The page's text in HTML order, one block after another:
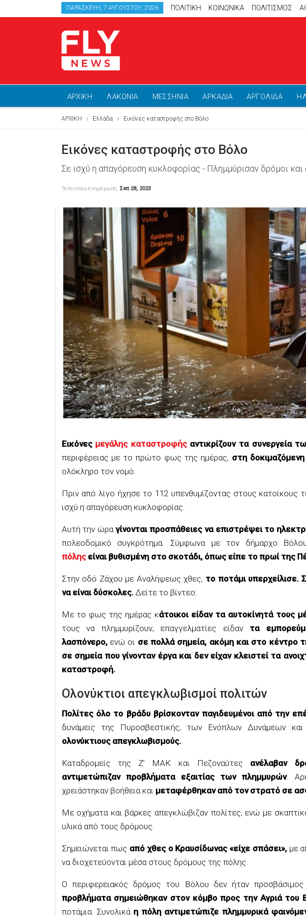
ΠΑΡΑΣΚΕΥΉ, 7 ΑΥΓΟΎΣΤΟΥ, 2026 ΠΟΛΙΤΙΚΗ ΚΟΙΝΩΝΙΚΑ ΠΟΛΙΤΙΣΜΟΣ
ΑΡΧΙΚΗ ΛΑΚΩΝΙΑ ΜΕΣΣΗΝΙΑ ΑΡΚΑΔΙΑ ΑΡΓΟΛΙΔΑ
ΑΡΧΙΚΗ Ελλάδα Εικόνες καταστροφής στο Βόλο
Εικόνες καταστροφής στο Βόλο
Σε ισχύ η απαγόρευση κυκλοφορίας - Πλημμύρισαν δρόμοι
Τελευταία ενημέρωση Σεπ 28, 2023
Εικόνες μεγάλης καταστροφήςαντικρίζουν τα συνεργεία
περιφέρειας με το πρώτο φως της ημέρας, στη
ολόκληρο τον νομό.
Πριν από λίγο ήχησε το 112 υπενθυμίζοντας στους κατοίκους
ισχύ η απαγόρευση κυκλοφορίας.
Αυτή την ώρα γίνονται προσπάθειες να επιστρέψει το
πολεοδομικό συγκρότημα. Σύμφωνα με τον δήμαρχο
πόληςείναι βυθισμένη στο σκοτάδι, όπως είπε το πρωί της
Στην οδό Ζάχου με Αναλήψεως χθες, το ποτάμι υπερχείλισε.
να είναι δύσκολες. Δείτε το βίντεο:
Με το φως της ημέρας κάτοικοι είδαν τα αυτοκίνητά τους
τους να πλημμυρίζουν, επαγγελματίες είδαν τα
λασπόνερο,ενώ οι σε πολλά σημεία, ακόμη και στο κέντρο
σε σημεία που γίνονταν έργα και δεν είχαν κλειστεί τα
καταστροφή.
Ολονύκτιοι απεγκλωβισμοί πολιτών
Πολίτες όλο το βράδυ βρίσκονταν παγιδευμένοι από την
δυνάμεις της Πυροσβεστικής, των Ενόπλων Δυνάμεων
ολονύκτιους απεγκλωβισμούς.
Καταδρομείς της Ζ’ ΜΑΚ και Πεζοναύτες ανέλαβαν
αντιμετώπιζαν προβλήματα εξαιτίας των πλημμυρών.
χρειάστηκαν βοήθεια και μεταφέρθηκαν από τον στρατό σε
Με οχήματα και βάρκες απεγκλώβιζαν πολίτες, ενώ με
υλικά από τους δρόμους.
Σημειώνεται πως από χθες ο Κραυσίδωνας «είχε σπάσει», με
να διοχετεύονται μέσα στους δρόμους της πόλης.
Ο περιφερειακός δρόμος του Βόλου δεν ήταν
προβλήματα σημειώθηκαν στον κόμβο προς την Αγριά του
ποτάμια. Συνολικάη πόλη αντιμετώπιζε πλημμυρικά